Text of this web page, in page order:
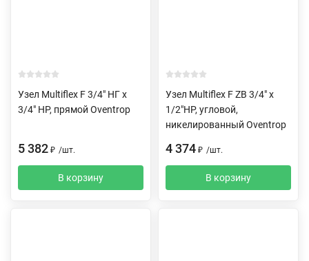
Узел Multiflex F 3/4" HГ x
3/4" HP, прямой Oventrop
5 382 ₽ /шт.
В корзину
Узел Multiflex F ZB 3/4" х
1/2"НР, угловой,
никелированный Oventrop
4 374 ₽ /шт.
В корзину